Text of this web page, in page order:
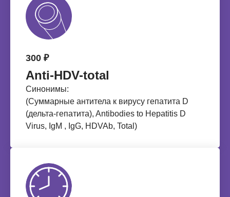
300 ₽
Anti-HDV-total
Синонимы:
(Суммарные антитела к вирусу гепатита D
(дельта-гепатита), Antibodies to Hepatitis D
Virus, IgM , IgG, HDVAb, Total)